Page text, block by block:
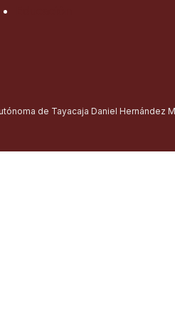
de Tayacaja Daniel Hernández